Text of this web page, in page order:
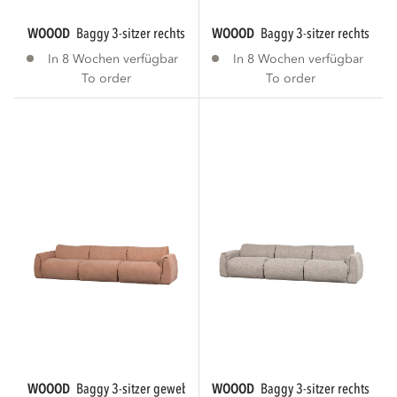
WOOOD baggy 3-sitzer rechts webstoff warmes...
In 8 Wochen verfügbar
To order
WOOOD baggy 3-sitzer rechts 3d
In 8 Wochen verfügbar
To order
WOOOD baggy 3-sitzer gewebte chenille...
WOOOD baggy 3-sitzer rechts